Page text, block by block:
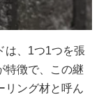
は、1つ1つを張
特徴で、この継
リング材と呼ん